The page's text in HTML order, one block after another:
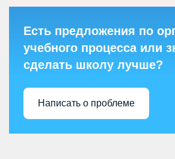
Есть предложения по
учебного процесса или
сделать школу лучше?
Написать о проблеме